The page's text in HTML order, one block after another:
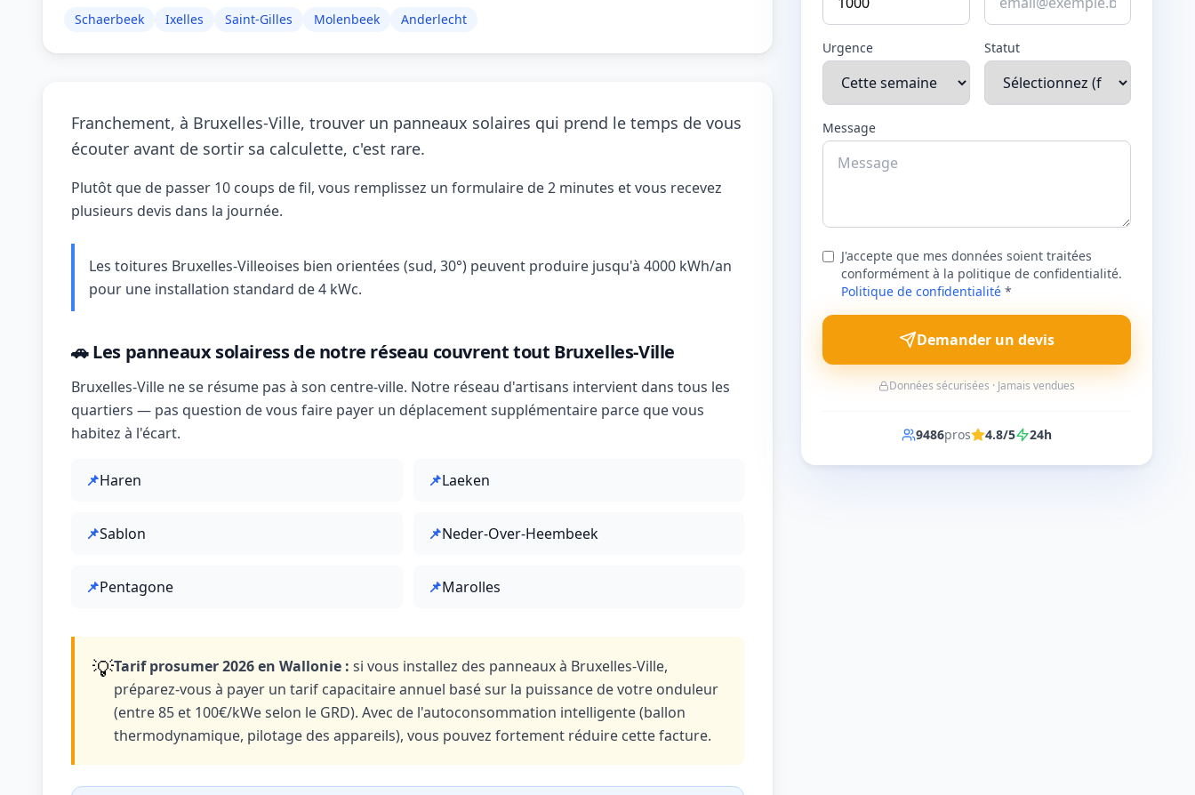
Schaerbeek Ixelles Saint-Gilles Molenbeek Anderlecht
Franchement, à Bruxelles-Ville, trouver un panneaux solaires qui prend le temps de vous
écouter avant de sortir sa calculette, c'est rare.
Plutôt que de passer 10 coups de fil, vous remplissez un formulaire de 2 minutes et vous recevez
plusieurs devis dans la journée.
Les toitures Bruxelles-Villeoises bien orientées (sud, 30°) peuvent produire jusqu'à 4000 kWh/an
pour une installation standard de 4 kWc.
🚗 Les panneaux solairess de notre réseau couvrent tout Bruxelles-Ville
Bruxelles-Ville ne se résume pas à son centre-ville. Notre réseau d'artisans intervient dans tous les
quartiers — pas question de vous faire payer un déplacement supplémentaire parce que vous
habitez à l'écart.
📌Haren 📌Laeken
📌Sablon 📌Neder-Over-Heembeek
📌Pentagone 📌Marolles
💡Tarif prosumer 2026 en Wallonie : si vous installez des panneaux à Bruxelles-Ville,
préparez-vous à payer un tarif capacitaire annuel basé sur la puissance de votre onduleur
(entre 85 et 100€/kWe selon le GRD). Avec de l'autoconsommation intelligente (ballon
thermodynamique, pilotage des appareils), vous pouvez fortement réduire cette facture.
Urgence Statut
Message
J'accepte que mes données soient traitées
conformément à la politique de confidentialité.
Politique de confidentialité *
Demander un devis
Données sécurisées · Jamais vendues
9486pros 4.8/5 24h